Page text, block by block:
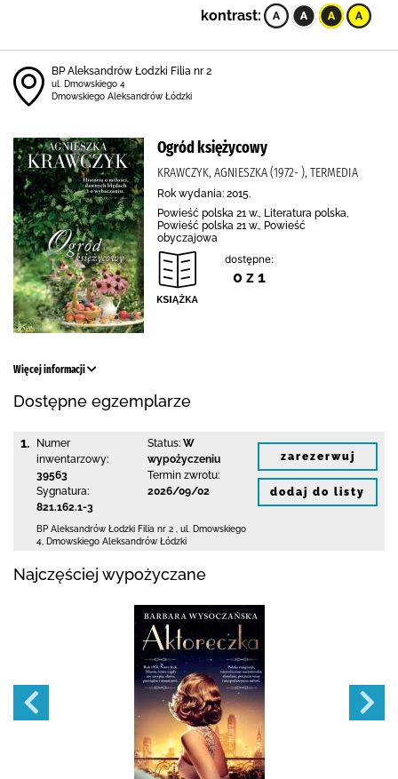
kontrast:
BP Aleksandrów Łodzki Filia nr 2
ul. Dmowskiego 4
Dmowskiego Aleksandrów Łódzki
Ogród księżycowy
KRAWCZYK, AGNIESZKA (1972- ), TERMEDIA
Rok wydania: 2015.
Powieść polska 21 w., Literatura polska,
Powieść polska 21 w., Powieść
obyczajowa
dostępne:
0 z 1
Więcej informacji
Dostępne egzemplarze
1.
Numer
inwentarzowy:
39563
Sygnatura:
821.162.1-3
Status: W
wypożyczeniu
Termin zwrotu:
2026/09/02
BP Aleksandrów Łodzki Filia nr 2
ul. Dmowskiego
4 Dmowskiego Aleksandrów Łódzki
zarezerwuj
dodaj do listy
Najczęściej wypożyczane